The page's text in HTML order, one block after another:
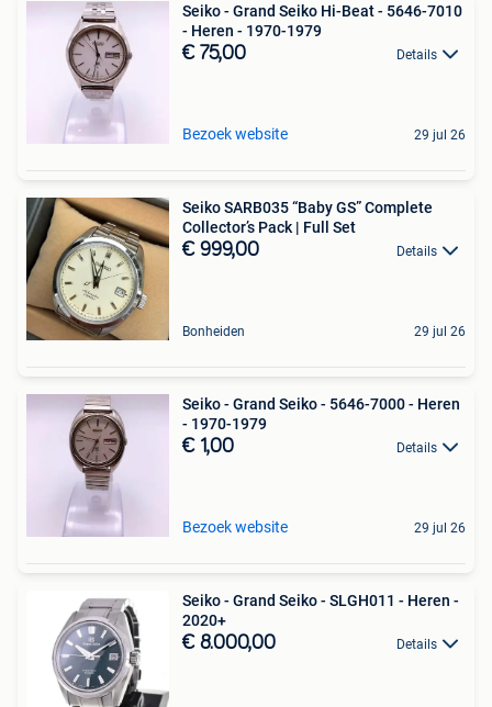
Seiko - Grand Seiko Hi-Beat - 5646-7010
- Heren - 1970-1979
€ 75,00 Details
Bezoek website 29 jul 26
Seiko SARB035 “Baby GS” Complete
Collector’s Pack | Full Set
€ 999,00 Details
Bonheiden 29 jul 26
Seiko - Grand Seiko - 5646-7000 - Heren
- 1970-1979
€ 1,00 Details
Bezoek website 29 jul 26
Seiko - Grand Seiko - SLGH011 - Heren -
2020+
€ 8.000,00 Details